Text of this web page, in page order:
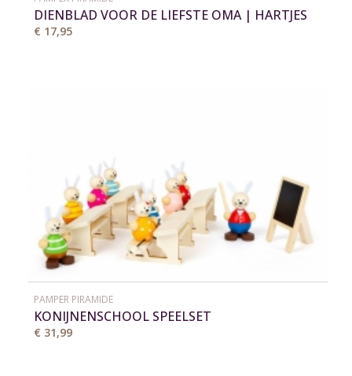
DIENBLAD VOOR DE LIEFSTE OMA | HARTJES
ZIJKANT
€ 17,95
PAMPER PIRAMIDE
KONIJNENSCHOOL SPEELSET
€ 31,99